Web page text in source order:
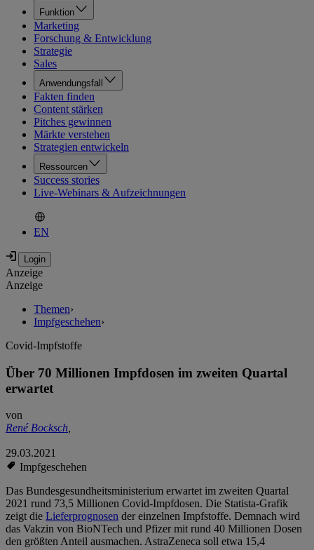
Funktion
Marketing
Forschung & Entwicklung
Strategie
Sales
Anwendungsfall
Fakten finden
Content stärken
Pitches gewinnen
Märkte verstehen
Strategien entwickeln
Ressourcen
Success stories
Live-Webinars & Aufzeichnungen
EN
Anzeige
Anzeige
Themen›
Impfgeschehen›
Covid-Impfstoffe
Über 70 Millionen Impfdosen im zweiten Quartal
erwartet
von
René Bocksch,
29.03.2021
Impfgeschehen
Das Bundesgesundheitsministerium erwartet im zweiten Quartal
2021 rund 73,5 Millionen Covid-Impfdosen. Die Statista-Grafik
zeigt die Lieferprognosen der einzelnen Impfstoffe. Demnach wird
das Vakzin von BioNTech und Pfizer mit rund 40 Millionen Dosen
den größten Anteil ausmachen. AstraZeneca soll etwa 15,4